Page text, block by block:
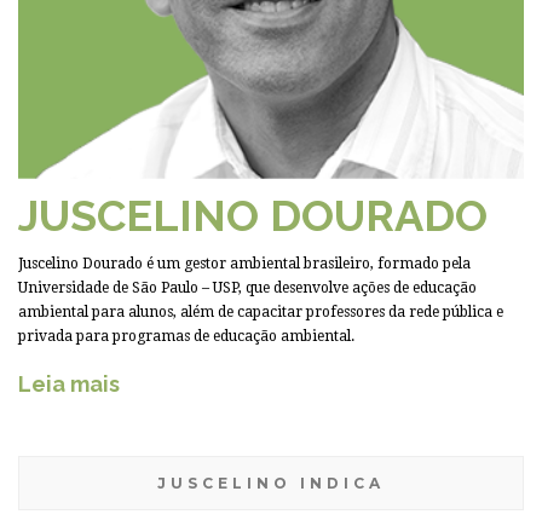
JUSCELINO DOURADO
Juscelino Dourado é um gestor ambiental brasileiro, formado pela
Universidade de São Paulo – USP, que desenvolve ações de educação
ambiental para alunos, além de capacitar professores da rede pública e
privada para programas de educação ambiental.
Leia mais
JUSCELINO INDICA